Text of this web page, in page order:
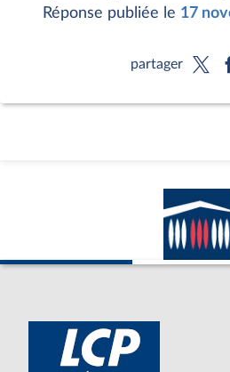
Réponse publiée le 17
partager